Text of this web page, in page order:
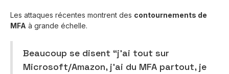
Les attaques récentes montrent des contournements de
MFA à grande échelle.
Beaucoup se disent “j’ai tout sur
Microsoft/Amazon, j’ai du MFA partout, je